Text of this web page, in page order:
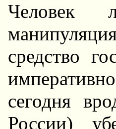
Человек
средство
сегодня
России)